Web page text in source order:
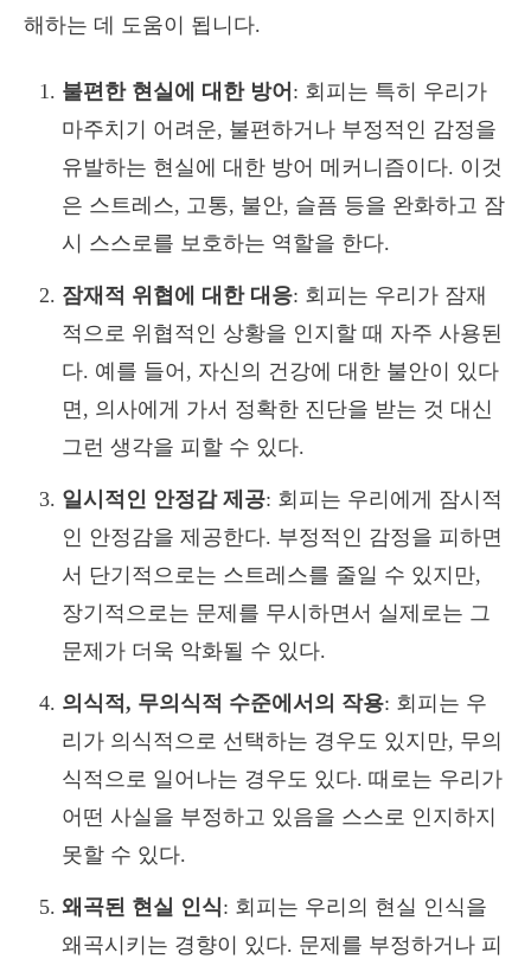
해하는 데 도움이 됩니다.
불편한 현실에 대한 방어 : 회피는 특히 우리가
마주치기 어려운, 불편하거나 부정적인 감정을
유발하는 현실에 대한 방어 메커니즘이다. 이것
은 스트레스, 고통, 불안, 슬픔 등을 완화하고 잠
시 스스로를 보호하는 역할을 한다.
잠재적 위협에 대한 대응: 회피는 우리가 잠재
적으로 위협적인 상황을 인지할 때 자주 사용된
다. 예를 들어, 자신의 건강에 대한 불안이 있다
면, 의사에게 가서 정확한 진단을 받는 것 대신
그런 생각을 피할 수 있다.
일시적인 안정감 제공: 회피는 우리에게 잠시적
인 안정감을 제공한다. 부정적인 감정을 피하면
서 단기적으로는 스트레스를 줄일 수 있지만,
장기적으로는 문제를 무시하면서 실제로는 그
문제가 더욱 악화될 수 있다.
의식적, 무의식적 수준에서의 작용: 회피는 우
리가 의식적으로 선택하는 경우도 있지만, 무의
식적으로 일어나는 경우도 있다. 때로는 우리가
어떤 사실을 부정하고 있음을 스스로 인지하지
못할 수 있다.
왜곡된 현실 인식: 회피는 우리의 현실 인식을
왜곡시키는 경향이 있다. 문제를 부정하거나 피